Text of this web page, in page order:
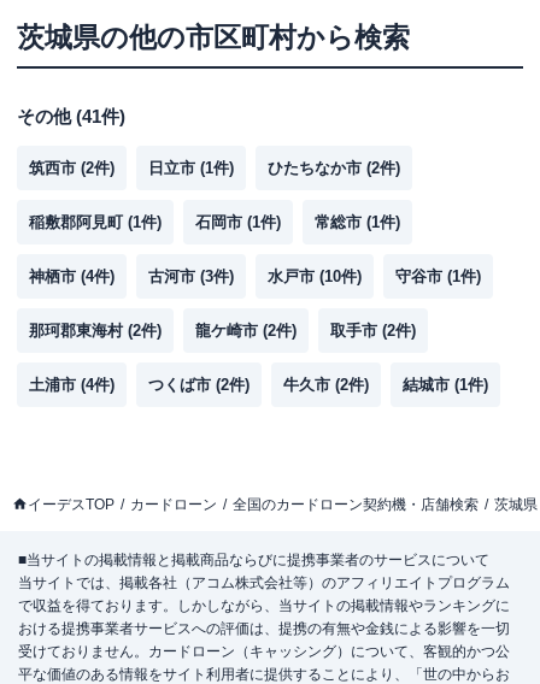
茨城県の他の市区町村から検索
その他(41件)
筑西市 (2件) 日立市 (1件) ひたちなか市 (2件)
稲敷郡阿見町 (1件) 石岡市 (1件) 常総市 (1件)
神栖市 (4件) 古河市 (3件) 水戸市 (10件) 守谷市 (1件)
那珂郡東海村(2件) 龍ケ崎市 (2件) 取手市 (2件)
土浦市 (4件) つくば市 (2件) 牛久市 (2件) 結城市 (1件)
イーデスTOP カードローン 全国のカードローン契約機・店舗検索 茨城県
■当サイトの掲載情報と掲載商品ならびに提携事業者のサービスについて
当サイトでは、掲載各社（アコム株式会社等）のアフィリエイトプログラム
で収益を得ております。しかしながら、当サイトの掲載情報やランキングに
おける提携事業者サービスへの評価は、提携の有無や金銭による影響を一切
受けておりません。カードローン（キャッシング）について、客観的かつ公
平な価値のある情報をサイト利用者に提供することにより、「世の中からお